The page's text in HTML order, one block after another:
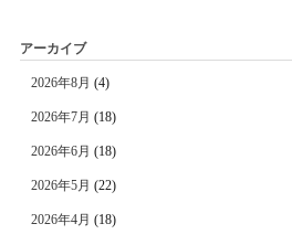
アーカイブ
2026年8月 (4)
2026年7月 (18)
2026年6月 (18)
2026年5月 (22)
2026年4月 (18)